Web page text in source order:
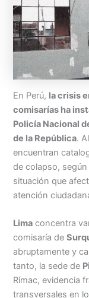
En Perú, la crisis
comisarías ha
Policía Nacional
de la República.
encuentran
de colapso,
situación que
atención
Lima concentra
comisaría de
abruptamente y
tanto, la sede de
Rímac, evidencia
transversales en